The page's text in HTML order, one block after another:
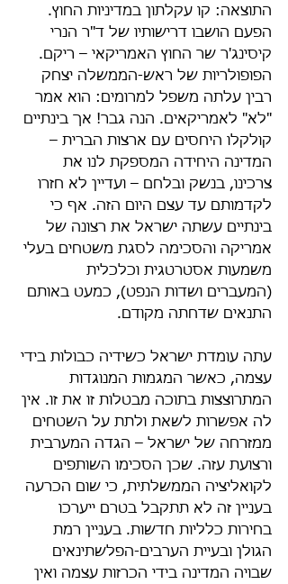
התוצאה: קו עקלתון במדיניות החוץ.
הפעם הושבו דרישותיו של ד"ר הנרי
קיסינג'ר שר החוץ האמריקאי – ריקם.
הפופולריות של ראש-הממשלה יצחק
רבין עלתה משפל למרומים: הוא אמר
"לא" לאמריקאים. הנה גבר! אך בינתיים
קולקלו היחסים עם ארצות הברית –
המדינה היחידה המספקת לנו את
צרכינו, בנשק ובלחם – ועדיין לא חזרו
לקדמותם עד עצם היום הזה. אף כי
בינתיים עשתה ישראל את רצונה של
אמריקה והסכימה לסגת משטחים בעלי
משמעות אסטרטגית וכלכלית
(המעברים ושדות הנפט), כמעט באותם
התנאים שדחתה מקודם.
עתה עומדת ישראל כשידיה כבולות בידי
עצמה, כאשר המגמות המנוגדות
המתרוצצות בתוכה מבטלות זו את זו. אין
לה אפשרות לשאת ולתת על השטחים
ממזרחה של ישראל – הגדה המערבית
ורצועת עזה. שכן הסכימו השותפים
לקואליציה הממשלתית, כי שום הכרעה
בעניין זה לא תתקבל בטרם ייערכו
בחירות כלליות חדשות. בעניין רמת
הגולן ובעיית הערבים-הפלשתינאים
שבויה המדינה בידי הכרזות עצמה ואין